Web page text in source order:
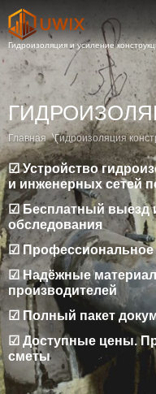
Главная Гидроизоляция
☑ Устройство
и инженерных сетей
☑ Бесплатный выезд
обследования
☑ Профессиональное
☑ Надёжные
производителей
☑ Полный пакет
☑ Доступные цены.
сметы